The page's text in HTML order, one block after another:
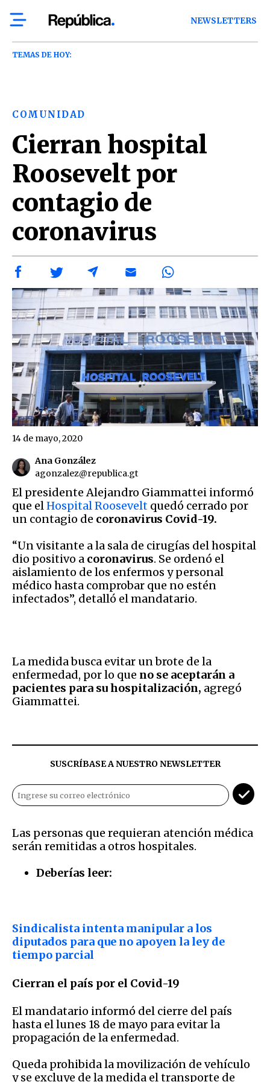
NEWSLETTERS
TEMAS DE HOY:
COMUNIDAD
Cierran hospital
Roosevelt por
contagio de
coronavirus
Ana González
agonzalez@republica.gt
14 de mayo, 2020
El presidente Alejandro Giammattei informó
que elHospital Roosevelt quedó cerrado por
un contagio de coronavirus Covid-19.
“Un visitante a la sala de cirugías del hospital
dio positivo a coronavirus. Se ordenó el
aislamiento de los enfermos y personal
médico hasta comprobar que no estén
infectados”, detalló el mandatario.
La medida busca evitar un brote de la
enfermedad, por lo que no se aceptarán a
pacientes para su hospitalización, agregó
Giammattei.
SUSCRÍBASE A NUESTRO NEWSLETTER
Las personas que requieran atención médica
serán remitidas a otros hospitales.
Deberías leer:
Sindicalista intenta manipular a los
diputados para que no apoyen la ley de
tiempo parcial
Cierran el país por el Covid-19
El mandatario informó del cierre del país
hasta el lunes 18 de mayo para evitar la
propagación de la enfermedad.
Queda prohibida la movilización de vehículo
y se excluye de la medida el transporte de